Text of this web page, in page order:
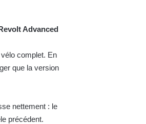
Advanced
complet. En
que la version
nettement : le
précédent.